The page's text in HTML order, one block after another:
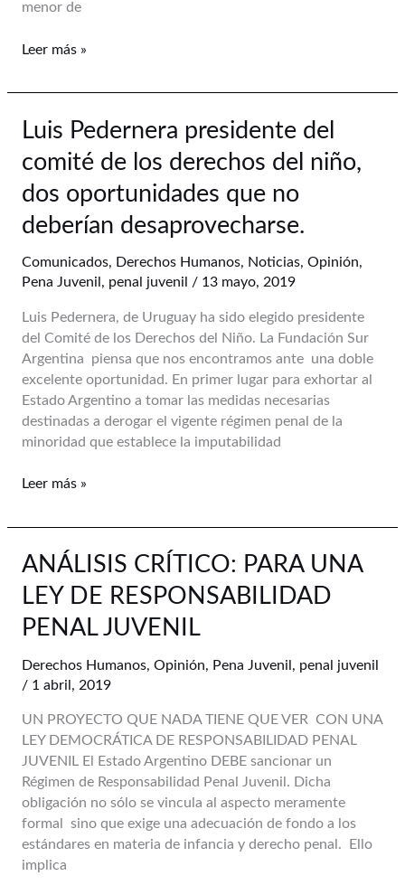
menor de
Leer más »
Luis Pedernera presidente del
comité de los derechos del niño,
dos oportunidades que no
deberían desaprovecharse.
Comunicados, Derechos Humanos, Noticias, Opinión,
Pena Juvenil , penal juvenil / 13 mayo, 2019
Luis Pedernera, de Uruguay ha sido elegido presidente
del Comité de los Derechos del Niño. La Fundación Sur
Argentina piensa que nos encontramos ante una doble
excelente oportunidad. En primer lugar para exhortar al
Estado Argentino a tomar las medidas necesarias
destinadas a derogar el vigente régimen penal de la
minoridad que establece la imputabilidad
Luis
presidente
del
de
derechos
del
niño,
dos
oportunidades
no
deberían
desaprovecharse.
Leer más »
ANÁLISIS CRÍTICO: PARA UNA
LEY DE RESPONSABILIDAD
PENAL JUVENIL
Derechos Humanos, Opinión, Pena Juvenil , penal juvenil
/ 1 abril, 2019
UN PROYECTO QUE NADA TIENE QUE VER CON UNA
LEY DEMOCRÁTICA DE RESPONSABILIDAD PENAL
JUVENIL El Estado Argentino DEBE sancionar un
Régimen de Responsabilidad Penal Juvenil. Dicha
obligación no sólo se vincula al aspecto meramente
formal sino que exige una adecuación de fondo a los
estándares en materia de infancia y derecho penal. Ello
implica
ANÁLISIS
PARA
UNA
DE
RESPONSABILIDAD
JUVENIL